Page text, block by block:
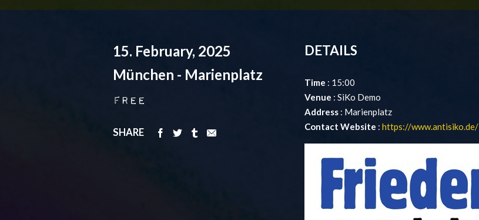
15. February, 2025
München - Marienplatz
Free
SHARE
DETAILS
Time : 15:00
Venue : SiKo Demo
Address : Marienplatz
Contact Website :https://www.antisiko.de/